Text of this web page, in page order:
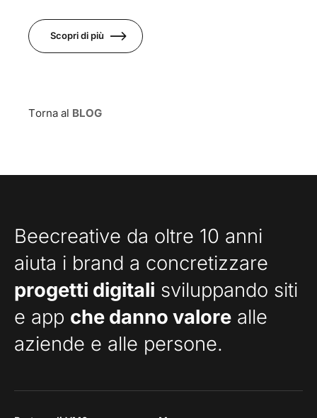
Scopri di più
Torna al BLOG
Beecreative da oltre 10 anni
aiuta i brand a concretizzare
progetti digitali sviluppando siti
e app che danno valore alle
aziende e alle persone.